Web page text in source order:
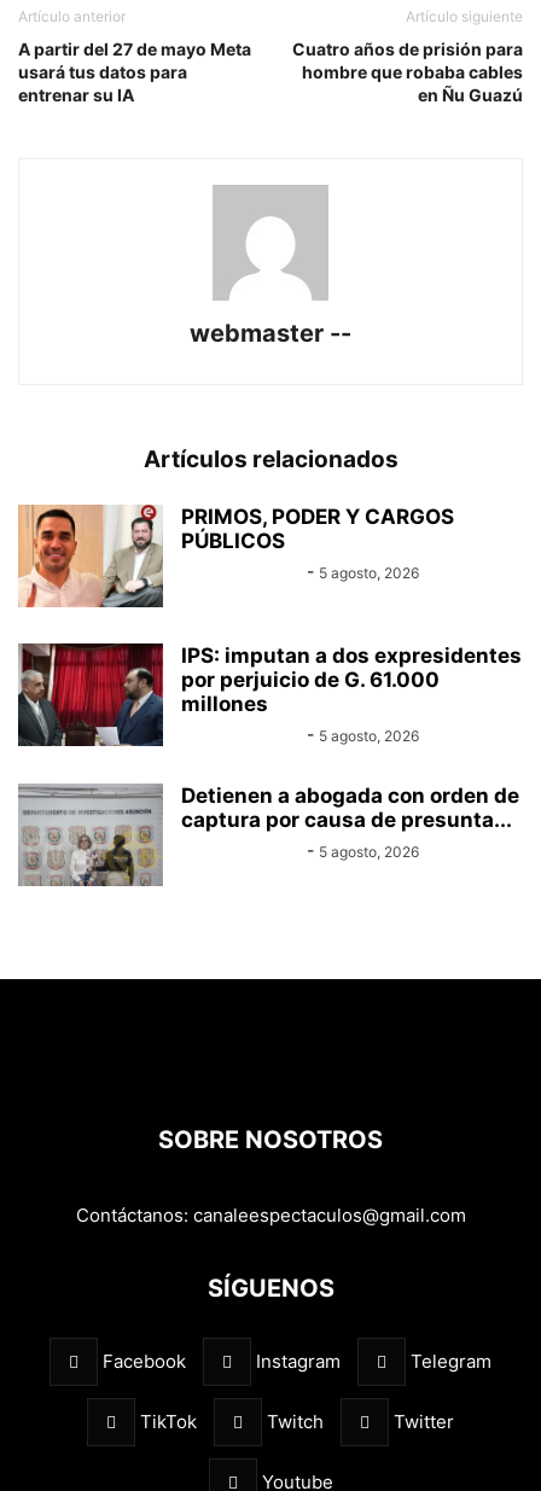
Artículo anterior
A partir del 27 de mayo Meta
usará tus datos para
entrenar su IA
Artículo siguiente
Cuatro años de prisión para
hombre que robaba cables
en Ñu Guazú
webmaster --
Artículos relacionados
PRIMOS, PODER Y CARGOS
PÚBLICOS
- 5 agosto, 2026
IPS: imputan a dos expresidentes
por perjuicio de G. 61.000
millones
- 5 agosto, 2026
Detienen a abogada con orden de
captura por causa de presunta...
- 5 agosto, 2026
SOBRE NOSOTROS
Contáctanos: canaleespectaculos@gmail.com
SÍGUENOS
Facebook Instagram Telegram
TikTok Twitch Twitter
Youtube